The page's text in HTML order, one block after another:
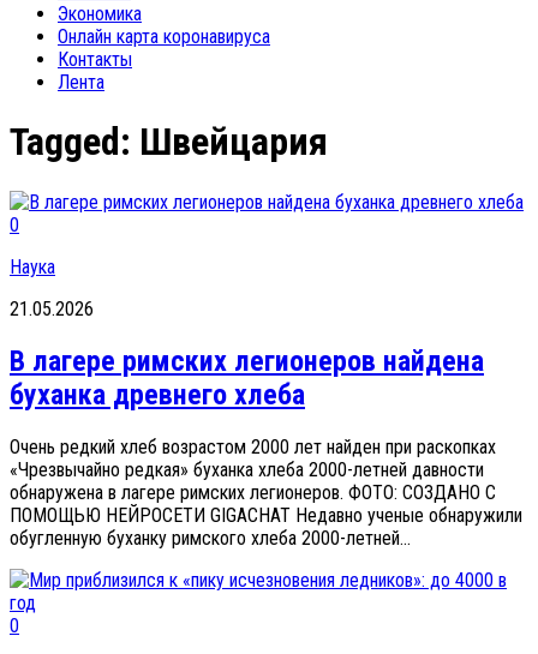
Экономика
Онлайн карта коронавируса
Контакты
Лента
Tagged: Швейцария
0
Наука
21.05.2026
В лагере римских легионеров найдена
буханка древнего хлеба
Очень редкий хлеб возрастом 2000 лет найден при раскопках
«Чрезвычайно редкая» буханка хлеба 2000-летней давности
обнаружена в лагере римских легионеров. ФОТО: СОЗДАНО С
ПОМОЩЬЮ НЕЙРОСЕТИ GIGACHAT Недавно ученые обнаружили
обугленную буханку римского хлеба 2000-летней...
0